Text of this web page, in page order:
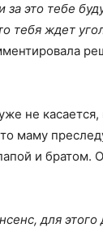
это тебе
тебя ждет
не касается,
маму
и братом.
для